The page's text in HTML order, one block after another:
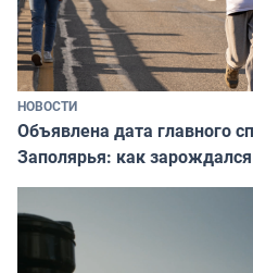
НОВОСТИ
Объявлена дата главного
Заполярья: как